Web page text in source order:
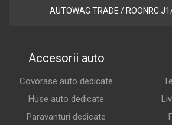
AUTOWAG TRADE /
Accesorii auto
Covorase auto dedicate
Huse auto dedicate
Paravanturi dedicate